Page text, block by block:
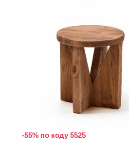
-55% по коду 5525